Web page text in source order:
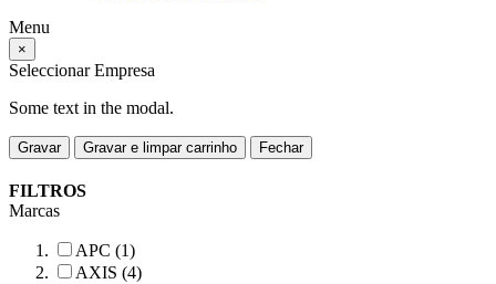
Menu
×
Seleccionar Empresa
Some text in the modal.
Gravar Gravar e limpar carrinho Fechar
FILTROS
Marcas
APC (1)
AXIS (4)